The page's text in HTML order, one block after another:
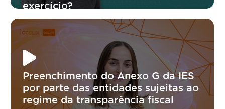
exercício?
Preenchimento do Anexo G da IES
por parte das entidades sujeitas ao
regime da transparência fiscal